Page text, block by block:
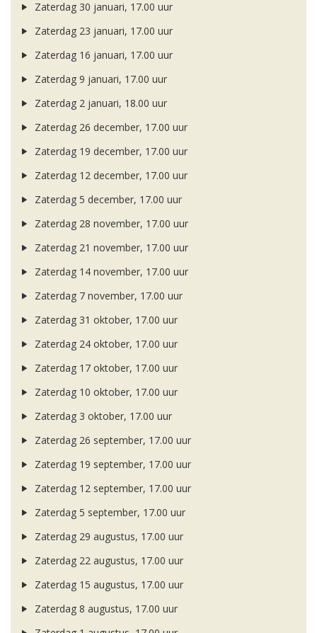
Zaterdag 30 januari, 17.00 uur
Zaterdag 23 januari, 17.00 uur
Zaterdag 16 januari, 17.00 uur
Zaterdag 9 januari, 17.00 uur
Zaterdag 2 januari, 18.00 uur
Zaterdag 26 december, 17.00 uur
Zaterdag 19 december, 17.00 uur
Zaterdag 12 december, 17.00 uur
Zaterdag 5 december, 17.00 uur
Zaterdag 28 november, 17.00 uur
Zaterdag 21 november, 17.00 uur
Zaterdag 14 november, 17.00 uur
Zaterdag 7 november, 17.00 uur
Zaterdag 31 oktober, 17.00 uur
Zaterdag 24 oktober, 17.00 uur
Zaterdag 17 oktober, 17.00 uur
Zaterdag 10 oktober, 17.00 uur
Zaterdag 3 oktober, 17.00 uur
Zaterdag 26 september, 17.00 uur
Zaterdag 19 september, 17.00 uur
Zaterdag 12 september, 17.00 uur
Zaterdag 5 september, 17.00 uur
Zaterdag 29 augustus, 17.00 uur
Zaterdag 22 augustus, 17.00 uur
Zaterdag 15 augustus, 17.00 uur
Zaterdag 8 augustus, 17.00 uur